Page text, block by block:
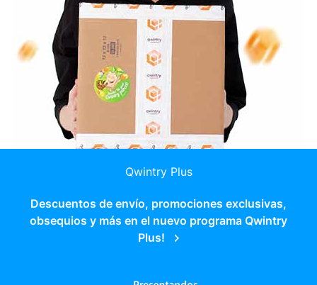
Qwintry Plus
Descuentos de envío, promociones exclusivas,
obsequios y más en el nuevo programa Qwintry
Plus!